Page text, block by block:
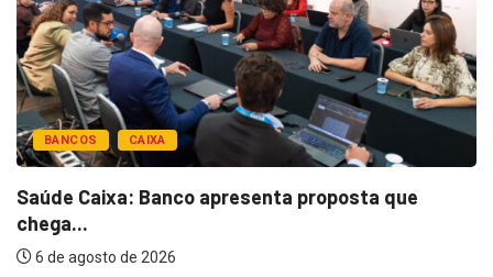
BANCOS CAIXA
Saúde Caixa: Banco apresenta proposta que
chega...
6 de agosto de 2026